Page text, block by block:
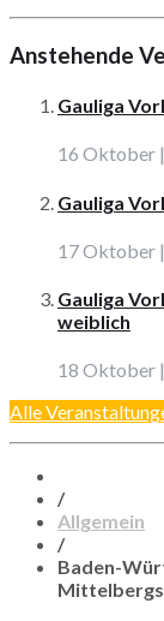
Anstehende
Gauliga
16 Oktober
Gauliga
17 Oktober
Gauliga
weiblich
18 Oktober
Alle
/
Allgemein
/
Baden-